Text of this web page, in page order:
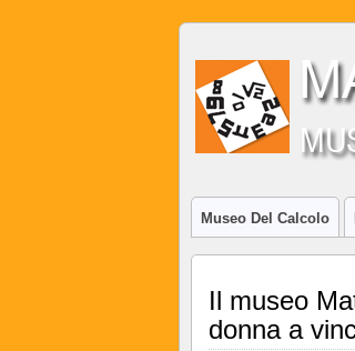
Museo Del Calcolo
Il museo
donna a